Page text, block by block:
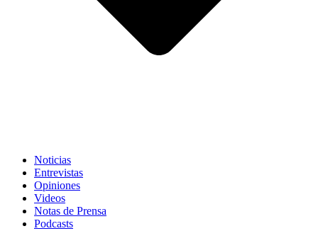
Noticias
Entrevistas
Opiniones
Videos
Notas de Prensa
Podcasts